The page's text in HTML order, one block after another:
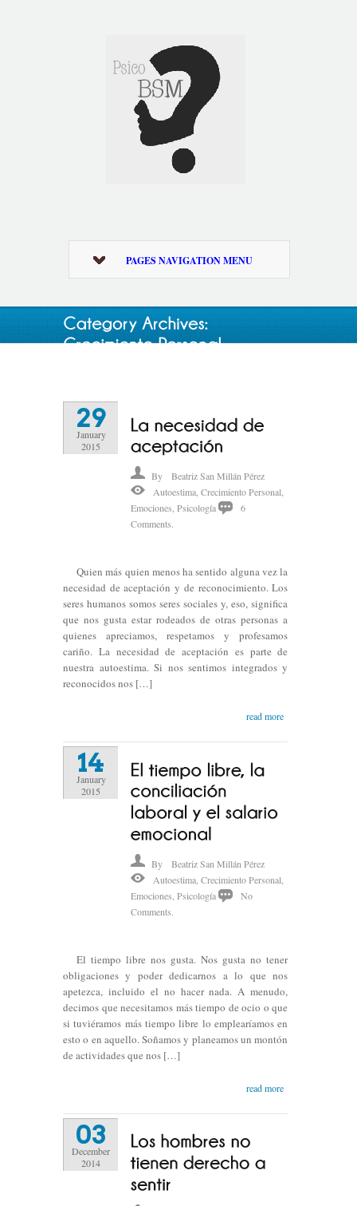
PAGES NAVIGATION MENU
29
January
2015
By Beatriz San Millán Pérez
Autoestima Crecimiento Personal
Emociones Psicología
6
Comments.
Quien más quien menos ha sentido alguna vez la
necesidad de aceptación y de reconocimiento. Los
seres humanos somos seres sociales y, eso, significa
que nos gusta estar rodeados de otras personas a
quienes apreciamos, respetamos y profesamos
cariño. La necesidad de aceptación es parte de
nuestra autoestima. Si nos sentimos integrados y
reconocidos nos […]
read more
14
January
2015
By Beatriz San Millán Pérez
Autoestima Crecimiento Personal
Emociones Psicología
No
Comments.
El tiempo libre nos gusta. Nos gusta no tener
obligaciones y poder dedicarnos a lo que nos
apetezca, incluido el no hacer nada. A menudo,
decimos que necesitamos más tiempo de ocio o que
si tuviéramos más tiempo libre lo emplearíamos en
esto o en aquello. Soñamos y planeamos un montón
de actividades que nos […]
read more
03
December
2014